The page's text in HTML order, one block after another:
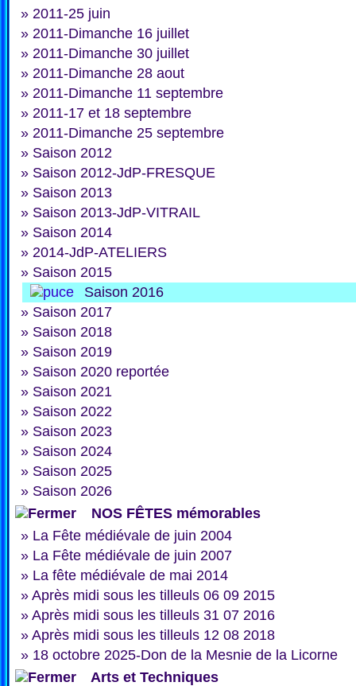
» 2011-25 juin
» 2011-Dimanche 16 juillet
» 2011-Dimanche 30 juillet
» 2011-Dimanche 28 aout
» 2011-Dimanche 11 septembre
» 2011-17 et 18 septembre
» 2011-Dimanche 25 septembre
» Saison 2012
» Saison 2012-JdP-FRESQUE
» Saison 2013
» Saison 2013-JdP-VITRAIL
» Saison 2014
» 2014-JdP-ATELIERS
» Saison 2015
Saison 2016
» Saison 2017
» Saison 2018
» Saison 2019
» Saison 2020 reportée
» Saison 2021
» Saison 2022
» Saison 2023
» Saison 2024
» Saison 2025
» Saison 2026
NOS FÊTES mémorables
» La Fête médiévale de juin 2004
» La Fête médiévale de juin 2007
» La fête médiévale de mai 2014
» Après midi sous les tilleuls 06 09 2015
» Après midi sous les tilleuls 31 07 2016
» Après midi sous les tilleuls 12 08 2018
» 18 octobre 2025-Don de la Mesnie de la Licorne
Arts et Techniques